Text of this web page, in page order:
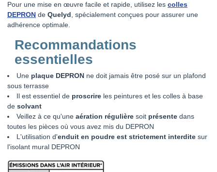
Pour une mise en œuvre facile et rapide, utilisez les colles
DEPRON de Quelyd , spécialement conçues pour assurer une
adhérence optimale.
Recommandations
essentielles
Une plaque DEPRON ne doit jamais être posé sur un plafond
sous terrasse
Il est essentiel de proscrire les peintures et les colles à base
de solvant
Veillez à ce qu'une aération régulière soit présente dans
toutes les pièces où vous avez mis du DEPRON
L'utilisation d'enduit en poudre est strictement interdite sur
l'isolant mural DEPRON